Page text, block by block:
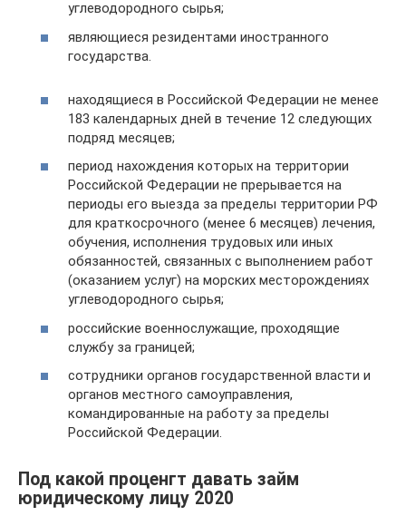
углеводородного сырья;
являющиеся резидентами иностранного
государства.
находящиеся в Российской Федерации не менее
183 календарных дней в течение 12 следующих
подряд месяцев;
период нахождения которых на территории
Российской Федерации не прерывается на
периоды его выезда за пределы территории РФ
для краткосрочного (менее 6 месяцев) лечения,
обучения, исполнения трудовых или иных
обязанностей, связанных с выполнением работ
(оказанием услуг) на морских месторождениях
углеводородного сырья;
российские военнослужащие, проходящие
службу за границей;
сотрудники органов государственной власти и
органов местного самоуправления,
командированные на работу за пределы
Российской Федерации.
Под какой проценгт давать займ
юридическому лицу 2020